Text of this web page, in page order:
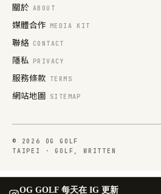
關於 ABOUT
媒體合作 MEDIA KIT
聯絡 CONTACT
隱私 PRIVACY
服務條款 TERMS
網站地圖 SITEMAP
© 2026 OG GOLF
TAIPEI · GOLF, WRITTEN
OG GOLF 每天在 IG 更新